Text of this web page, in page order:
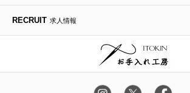
RECRUIT 求人情報